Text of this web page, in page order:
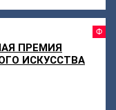
ПРЕМИЯ
ИСКУССТВА